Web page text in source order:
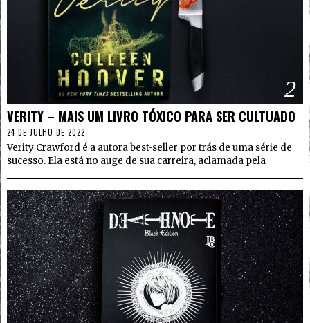
2
VERITY – MAIS UM LIVRO TÓXICO PARA SER CULTUADO
24 DE JULHO DE 2022
Verity Crawford é a autora best-seller por trás de uma série de
sucesso. Ela está no auge de sua carreira, aclamada pela